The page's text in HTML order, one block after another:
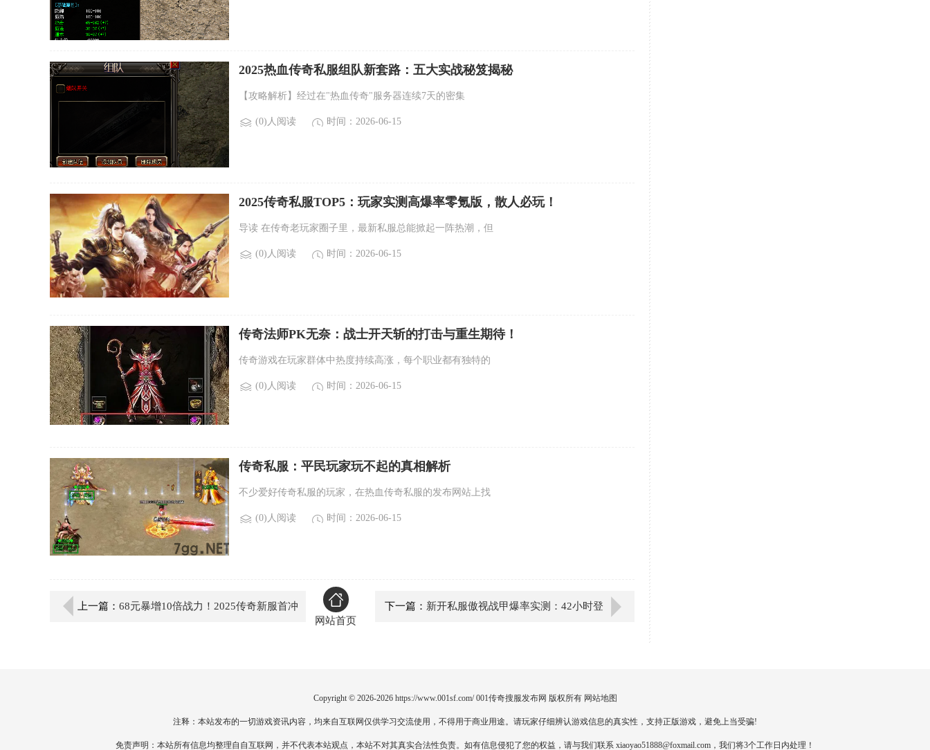
2025热血传奇私服组队新套路：五大实战秘笈揭秘
【攻略解析】经过在"热血传奇"服务器连续7天的密集
(0)人阅读 时间：2026-06-15
2025传奇私服TOP5：玩家实测高爆率零氪版，散人必玩！
导读 在传奇老玩家圈子里，最新私服总能掀起一阵热潮，但
(0)人阅读 时间：2026-06-15
传奇法师PK无奈：战士开天斩的打击与重生期待！
传奇游戏在玩家群体中热度持续高涨，每个职业都有独特的
(0)人阅读 时间：2026-06-15
传奇私服：平民玩家玩不起的真相解析
不少爱好传奇私服的玩家，在热血传奇私服的发布网站上找
(0)人阅读 时间：2026-06-15
上一篇： 68元暴增10倍战力！2025传奇新服首冲
网站首页
下一篇： 新开私服傲视战甲爆率实测：42小时登
Copyright © 2026-2026 https://www.001sf.com/ 001传奇搜服发布网 版权所有 网站地图
注释：本站发布的一切游戏资讯内容，均来自互联网仅供学习交流使用，不得用于商业用途。请玩家仔细辨认游戏信息的真实性，支持正版游戏，避免上当受骗!
免责声明：本站所有信息均整理自自互联网，并不代表本站观点，本站不对其真实合法性负责。如有信息侵犯了您的权益，请与我们联系 xiaoyao51888@foxmail.com，我们将3个工作日内处理！